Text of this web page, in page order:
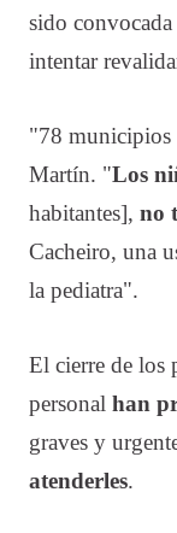
sido
intentar
"78 municipios
Martín. "Los
habitantes], no
Cacheiro, una
la pediatra".
El cierre de los
personal han
graves y
atenderles.